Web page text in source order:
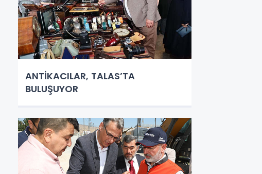
ANTİKACILAR, TALAS’TA
BULUŞUYOR